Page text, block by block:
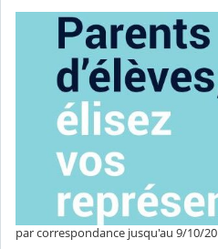
par correspondance jusqu'au 9/10/20